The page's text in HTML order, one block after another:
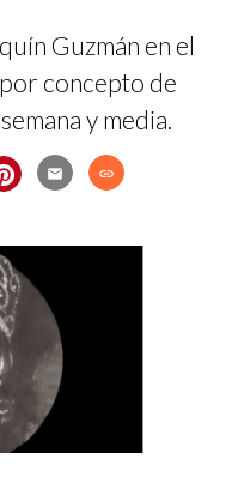
Guzmán en el
concepto de
y media.
email link